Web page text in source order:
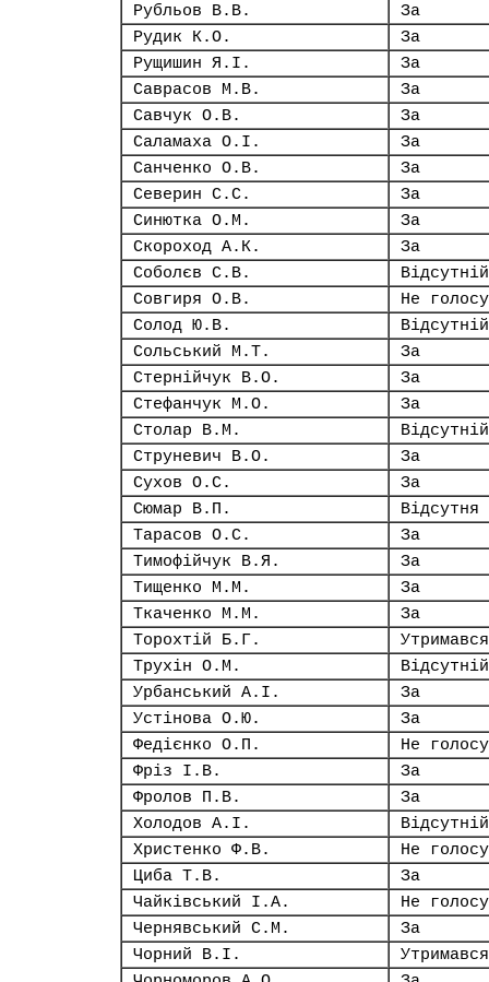
Рубльов В.В.
За
Рудик К.О.
За
Рущишин Я.І.
За
Саврасов М.В.
За
Савчук О.В.
За
Саламаха О.І.
За
Санченко О.В.
За
Северин С.С.
За
Синютка О.М.
За
Скороход А.К.
За
Соболєв С.В.
Відсутній
Совгиря О.В.
Не
Солод Ю.В.
Відсутній
Сольський М.Т.
За
Стернійчук В.О.
За
Стефанчук М.О.
За
Столар В.М.
Відсутній
Струневич В.О.
За
Сухов О.С.
За
Сюмар В.П.
Відсутня
Тарасов О.С.
За
Тимофійчук В.Я.
За
Тищенко М.М.
За
Ткаченко М.М.
За
Торохтій Б.Г.
Утримався
Трухін О.М.
Відсутній
Урбанський А.І.
За
Устінова О.Ю.
За
Федієнко О.П.
Не
Фріз І.В.
За
Фролов П.В.
За
Холодов А.І.
Відсутній
Христенко Ф.В.
Не
Циба Т.В.
За
Чайківський І.А.
Не
Чернявський С.М.
За
Чорний В.І.
Утримався